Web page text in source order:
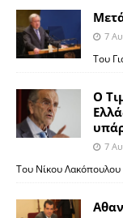
7
Του
Ο
7
Του Νίκου Λακόπουλου